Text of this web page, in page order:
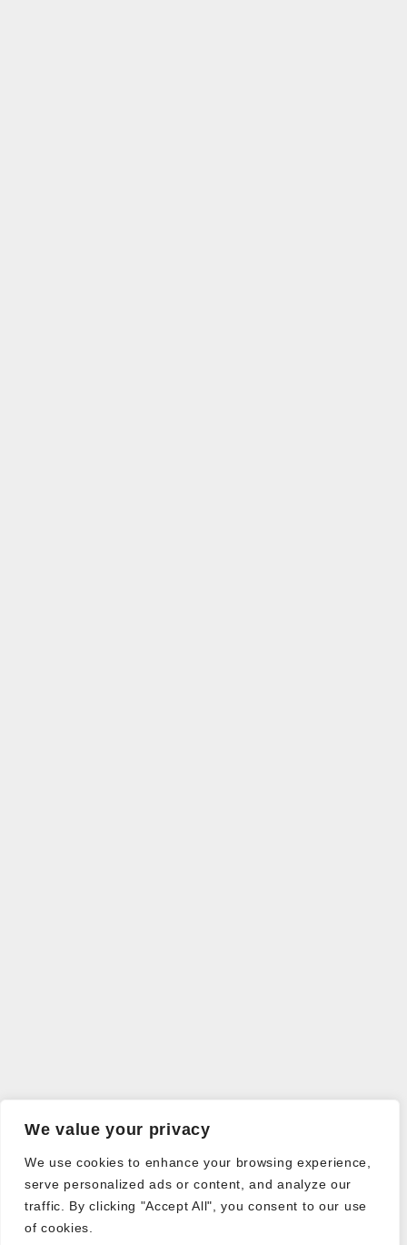
We value your privacy
We use cookies to enhance your browsing experience,
serve personalized ads or content, and analyze our
traffic. By clicking "Accept All", you consent to our use
of cookies.